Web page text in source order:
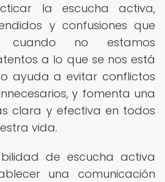
la escucha activa,
y confusiones que
cuando no estamos
a lo que se nos está
ayuda a evitar conflictos
y fomenta una
clara y efectiva en todos
vida.
de escucha activa
una comunicación